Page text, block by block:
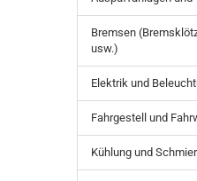
Bremsen
usw.)
Elektrik und
Fahrgestell und
Kühlung und